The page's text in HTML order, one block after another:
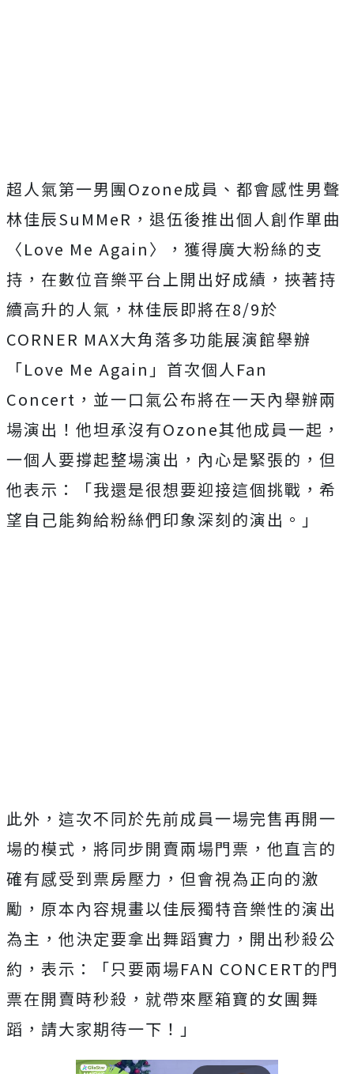
超人氣第一男團Ozone成員、都會感性男聲
林佳辰SuMMeR ，退伍後推出個人創作單曲
〈Love Me Again〉，獲得廣大粉絲的支
持， 在數位音樂平台上開出好成績，挾著持
續高升的人氣，林佳辰即將在8/9於
CORNER MAX大角落多功能展演館舉辦
「Love Me Again 」首次個人Fan
Concert ，並一口氣公布將在一天內舉辦兩
場演出！ 他坦承沒有Ozone其他成員一起，
一個人要撐起整場演出， 內心是緊張的，但
他表示：「我還是很想要迎接這個挑戰， 希
望自己能夠給粉絲們印象深刻的演出。」
此外， 這次不同於先前成員一場完售再開一
場的模式， 將同步開賣兩場門票，他直言的
確有感受到票房壓力， 但會視為正向的激
勵，原本內容規畫以佳辰獨特音樂性的演出
為主， 他決定要拿出舞蹈實力，開出秒殺公
約，表示：「只要兩場FAN CONCERT的門
票在開賣時秒殺，就帶來壓箱寶的女團舞
蹈， 請大家期待一下！」